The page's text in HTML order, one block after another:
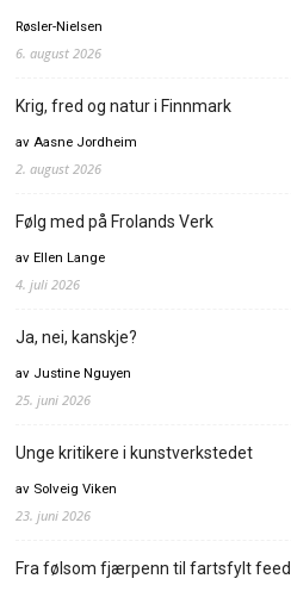
Røsler-Nielsen
6. august 2026
Krig, fred og natur i Finnmark
av Aasne Jordheim
2. august 2026
Følg med på Frolands Verk
av Ellen Lange
4. juli 2026
Ja, nei, kanskje?
av Justine Nguyen
25. juni 2026
Unge kritikere i kunstverkstedet
av Solveig Viken
23. juni 2026
Fra følsom fjærpenn til fartsfylt feed